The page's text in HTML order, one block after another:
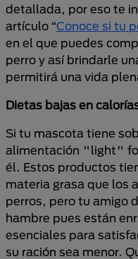
detallada, por eso te
artículo “Conoce si tu
en el que puedes
perro y así brindarle
permitirá una vida
Dietas bajas en
Si tu mascota tiene
alimentación "light"
él. Estos productos
materia grasa que los
perros, pero tu amigo
hambre pues están
esenciales para
su ración sea menor.